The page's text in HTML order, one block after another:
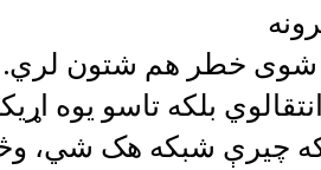
شوی خطر هم شتون
بلکه تاسو یوه
که چیرې شبکه هک شي،